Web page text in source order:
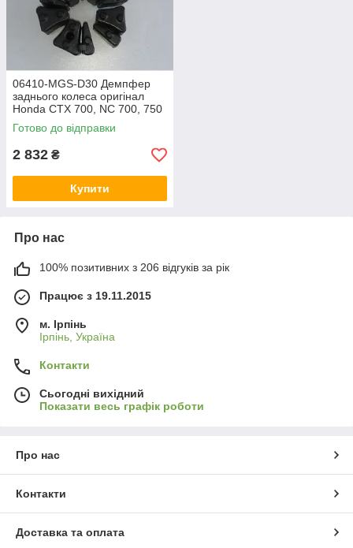
06410-MGS-D30 Демпфер
заднього колеса оригінал
Honda CTX 700, NC 700, 750
Готово до відправки
2 832 ₴
Купити
Про нас
100% позитивних з 206 відгуків за рік
Працює з 19.11.2015
м. Ірпінь
Ірпінь, Україна
Контакти
Сьогодні вихідний
Показати весь графік роботи
Про нас
Контакти
Доставка та оплата